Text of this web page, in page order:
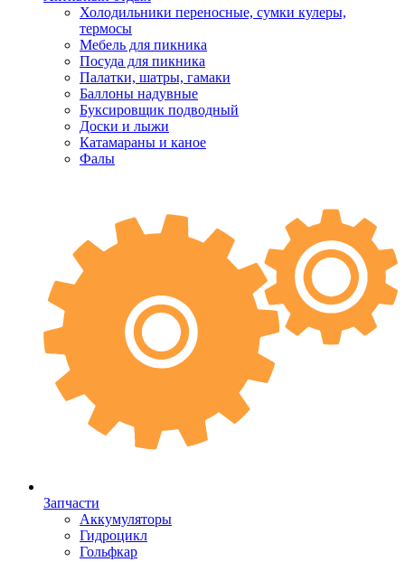
Холодильники переносные, сумки кулеры,
термосы
Мебель для пикника
Посуда для пикника
Палатки, шатры, гамаки
Баллоны надувные
Буксировщик подводный
Доски и лыжи
Катамараны и каное
Фалы
Запчасти
Аккумуляторы
Гидроцикл
Гольфкар